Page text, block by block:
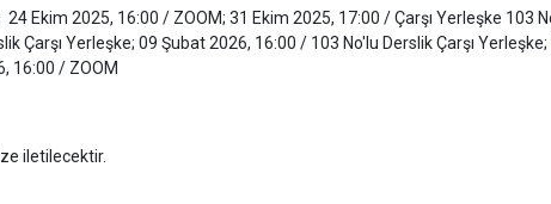
Ekim 2025, 16:00 / ZOOM; 31 Ekim 2025, 17:00 / Çarşı Yerleşke 103
Çarşı Yerleşke; 09 Şubat 2026, 16:00 / 103 No'lu Derslik Çarşı
16:00 / ZOOM
iletilecektir.